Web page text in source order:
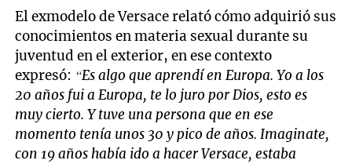
El exmodelo de Versace relató cómo adquirió sus
conocimientos en materia sexual durante su
juventud en el exterior, en ese contexto
expresó: “Es algo que aprendí en Europa. Yo a los
20 años fui a Europa, te lo juro por Dios, esto es
muy cierto. Y tuve una persona que en ese
momento tenía unos 30 y pico de años. Imaginate,
con 19 años había ido a hacer Versace, estaba